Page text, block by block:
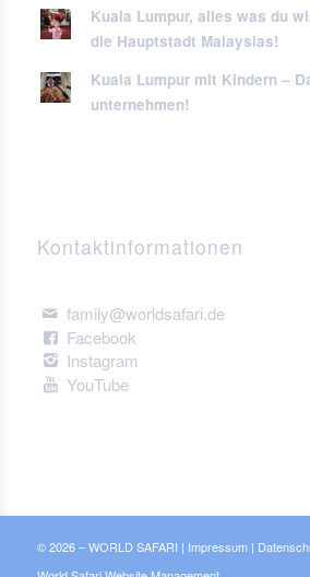
Kuala Lumpur, alles was du
die Hauptstadt Malaysias!
Kuala Lumpur mit Kindern –
unternehmen!
Kontaktinformationen
family@worldsafari.de
Facebook
Instagram
YouTube
© 2026 – WORLD SAFARI | Impressum|